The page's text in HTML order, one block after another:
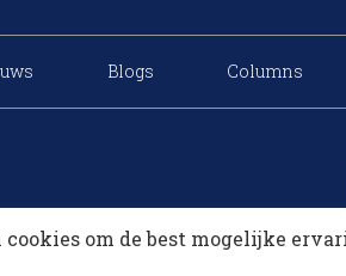
Blogs Columns
om de best mogelijke